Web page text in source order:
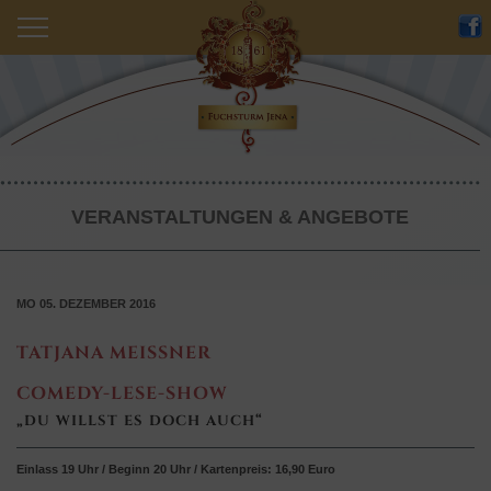
VERANSTALTUNGEN & ANGEBOTE
MO 05. DEZEMBER 2016
TATJANA MEISSNER
COMEDY-LESE-SHOW
„DU WILLST ES DOCH AUCH“
Einlass 19 Uhr / Beginn 20 Uhr / Kartenpreis: 16,90 Euro
Event
Veranstaltungen & Angebote
Übernachten
Anfrage
Partner